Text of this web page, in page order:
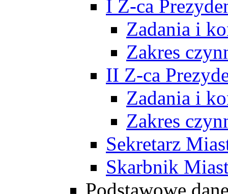
I Z-ca
Zadania i
Zakres
II Z-ca
Zadania i
Zakres
Sekretarz
Skarbnik
Podstawowe